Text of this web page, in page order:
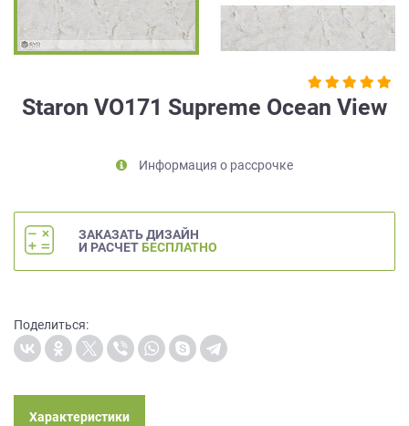
Staron VO171 Supreme Ocean View
Информация о рассрочке
ЗАКАЗАТЬ ДИЗАЙН
И РАСЧЕТ БЕСПЛАТНО
Поделиться:
Характеристики
обработку
персональных
также
метрическими
программами
условиях
Политики
персональных
данных.